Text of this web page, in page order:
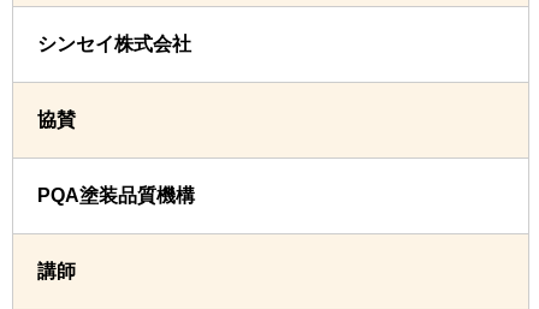
シンセイ株式会社
協賛
PQA塗装品質機構
講師